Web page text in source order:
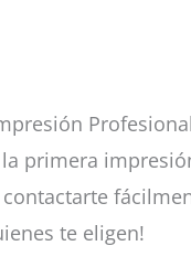
primera
te eligen!